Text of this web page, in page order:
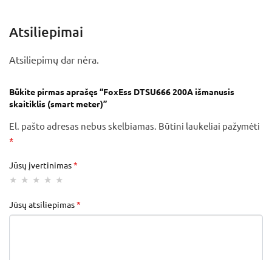
Atsiliepimai
Atsiliepimų dar nėra.
Būkite pirmas aprašęs “FoxEss DTSU666 200A išmanusis
skaitiklis (smart meter)”
El. pašto adresas nebus skelbiamas. Būtini laukeliai pažymėti
*
Jūsų įvertinimas*
Jūsų atsiliepimas*